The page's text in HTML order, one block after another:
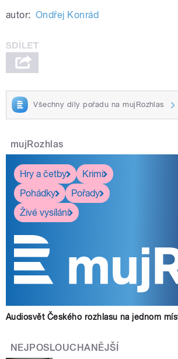
autor: Ondřej Konrád
Všechny díly pořadu na mujRozhlas
mujRozhlas
Hry a četby
Krimi
Pohádky
Pořady
Živé vysílání
Audiosvět Českého rozhlasu na jednom
NEJPOSLOUCHANĚJŠÍ